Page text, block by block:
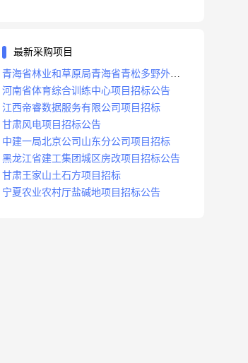
最新采购项目
青海省林业和草原局青海省青松多野外视
频监控项目招标公告
河南省体育综合训练中心项目招标公告
江西帝睿数据服务有限公司项目招标
甘肃风电项目招标公告
中建一局北京公司山东分公司项目招标
黑龙江省建工集团城区房改项目招标公告
甘肃王家山土石方项目招标
宁夏农业农村厅盐碱地项目招标公告